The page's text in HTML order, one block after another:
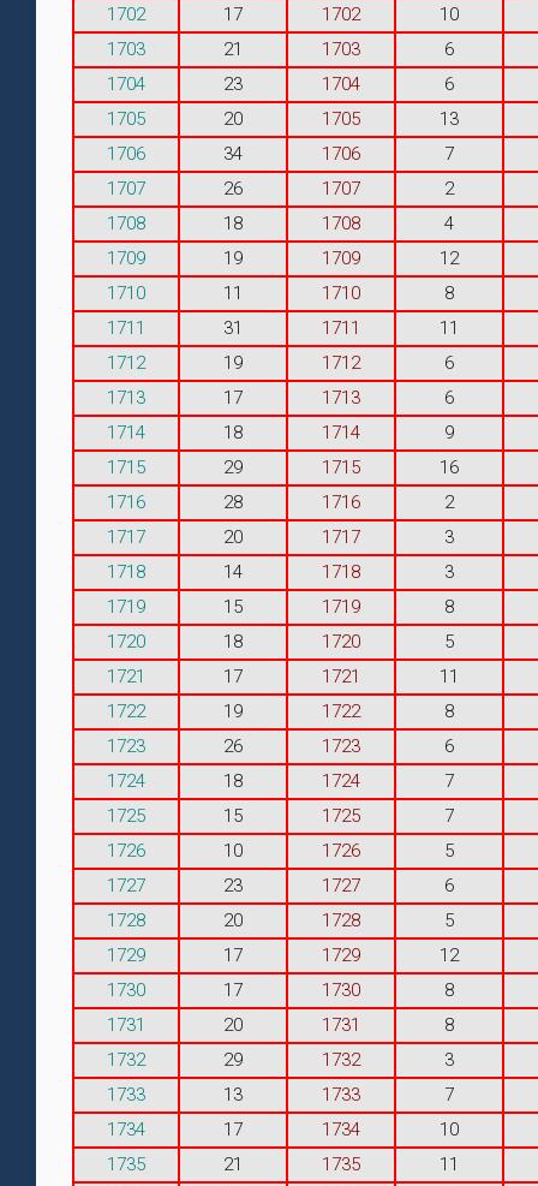
1702
17 1702
10
1703
21 1703
6
1704
23 1704
6
1705
20 1705
13
1706
34 1706
7
1707
26 1707
2
1708
18 1708
4
1709
19 1709
12
1710
11 1710
8
1711
31 1711
11
1712
19 1712
6
1713
17 1713
6
1714
18 1714
9
1715
29 1715
16
1716
28 1716
2
1717
20 1717
3
1718
14 1718
3
1719
15 1719
8
1720
18 1720
5
1721
17 1721
11
1722
19 1722
8
1723
26 1723
6
1724
18 1724
7
1725
15 1725
7
1726
10 1726
5
1727
23 1727
6
1728
20 1728
5
1729
17 1729
12
1730
17 1730
8
1731
20 1731
8
1732
29 1732
3
1733
13 1733
7
1734
17 1734
10
1735
21 1735
11